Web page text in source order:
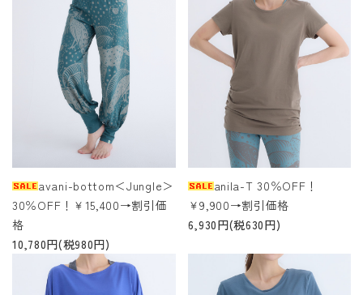
avani-bottom＜Jungle＞
30％OFF！￥15,400→割引価
格
10,780円(税980円)
anila-T 30％OFF！
￥9,900→割引価格
6,930円(税630円)